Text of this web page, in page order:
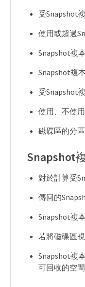
受Snapshot
使用或超過
Snapshot複
Snapshot複
受Snapshot
使用、不使
磁碟區的分
Snapshot
對於計算受
傳回的
Snapshot複
若將磁碟區
Snapshot複
可回收的空